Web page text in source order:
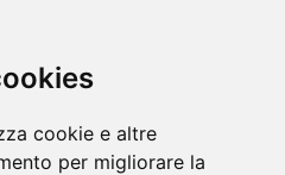
cookie e altre
per migliorare la